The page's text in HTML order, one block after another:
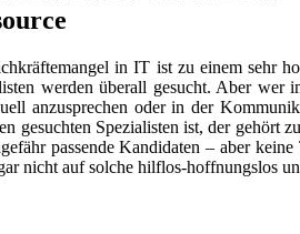
in IT ist zu einem sehr
werden überall gesucht. Aber
anzusprechen oder in der
gesuchten Spezialisten ist, der gehört
passende Kandidaten – aber
nicht auf solche hilflos-hoffnungslos